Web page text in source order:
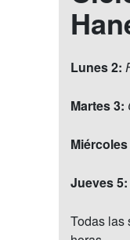
Lunes 2:
Martes 3:
Miércoles
Jueves 5:
Todas las